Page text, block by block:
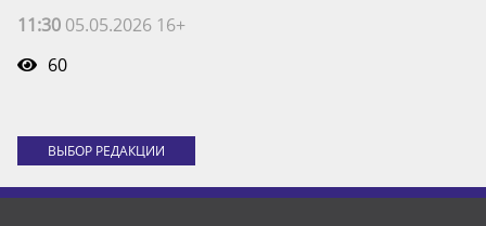
11:30 05.05.2026 16+
60
ВЫБОР РЕДАКЦИИ